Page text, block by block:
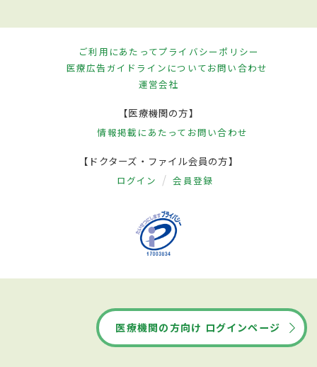
ご利用にあたってプライバシーポリシー
医療広告ガイドラインについてお問い合わせ
運営会社
【医療機関の方】
情報掲載にあたって お問い合わせ
【ドクターズ・ファイル会員の方】
ログイン 会員登録
医療機関の方向け ログインページ